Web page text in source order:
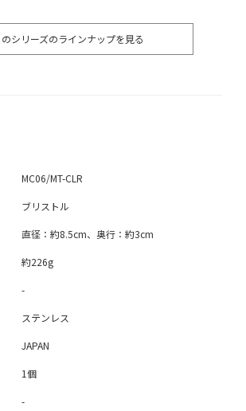
のシリーズのラインナップを見る
MC06/MT-CLR
ブリストル
直径：約8.5cm、奥行：約3cm
約226g
-
ステンレス
JAPAN
1個
-